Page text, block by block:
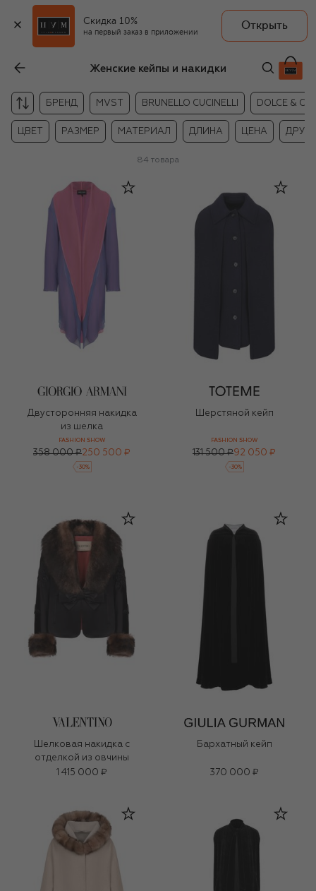
Скидка 10%
на первый заказ в приложении
Открыть
Женские кейпы и накидки
БРЕНД MVST BRUNELLO CUCINELLI DOLCE &
ЦВЕТ РАЗМЕР МАТЕРИАЛ ДЛИНА ЦЕНА
84 товара
Двусторонняя накидка
из шелка
FASHION SHOW
358 000 ₽250 500 ₽
-30%
Шерстяной кейп
FASHION SHOW
131 500 ₽92 050 ₽
-30%
Шелковая накидка с
отделкой из овчины
1 415 000 ₽
Бархатный кейп
370 000 ₽